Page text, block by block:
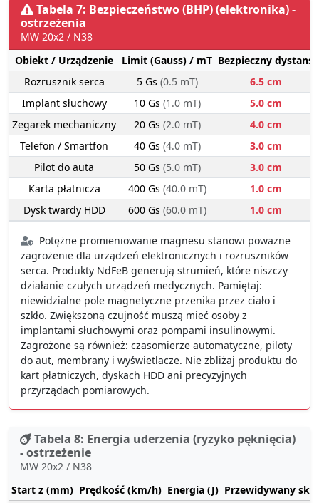
Tabela 7: Bezpieczeństwo (BHP) (elektronika) -
ostrzeżenia
MW 20x2 / N38
Obiekt / Urządzenie
Limit (Gauss) / mT Bezpieczny dystans
Rozrusznik serca
5 Gs (0.5 mT)
6.5 cm
Implant słuchowy
10 Gs (1.0 mT)
5.0 cm
Zegarek mechaniczny
20 Gs (2.0 mT)
4.0 cm
Telefon / Smartfon
40 Gs (4.0 mT)
3.0 cm
Pilot do auta
50 Gs (5.0 mT)
3.0 cm
Karta płatnicza
400 Gs (40.0 mT)
1.0 cm
Dysk twardy HDD
600 Gs (60.0 mT) 1.0 cm
Potężne promieniowanie magnesu stanowi poważne
zagrożenie dla urządzeń elektronicznych i rozruszników
serca. Produkty NdFeB generują strumień, które niszczy
działanie czułych urządzeń medycznych. Pamiętaj:
niewidzialne pole magnetyczne przenika przez ciało i
szkło. Zwiększoną czujność muszą mieć osoby z
implantami słuchowymi oraz pompami insulinowymi.
Zagrożone są również: czasomierze automatyczne, piloty
do aut, membrany i wyświetlacze. Nie zbliżaj produktu do
kart płatniczych, dyskach HDD ani precyzyjnych
przyrządach pomiarowych.
Tabela 8: Energia uderzenia (ryzyko pęknięcia)
- ostrzeżenie
MW 20x2 / N38
Start z (mm) Prędkość (km/h) Energia (J) Przewidywany